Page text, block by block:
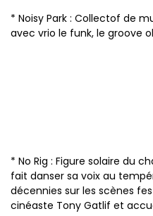
* Noisy Park : Collectof de
avec vrio le funk, le groove
* No Rig : Figure solaire du
fait danser sa voix au
décennies sur les scènes
cinéaste Tony Gatlif et